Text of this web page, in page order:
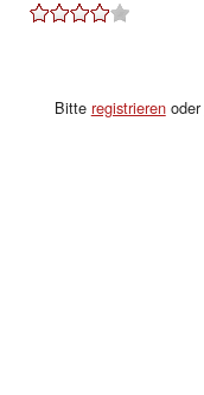
Bitte registrierenoder